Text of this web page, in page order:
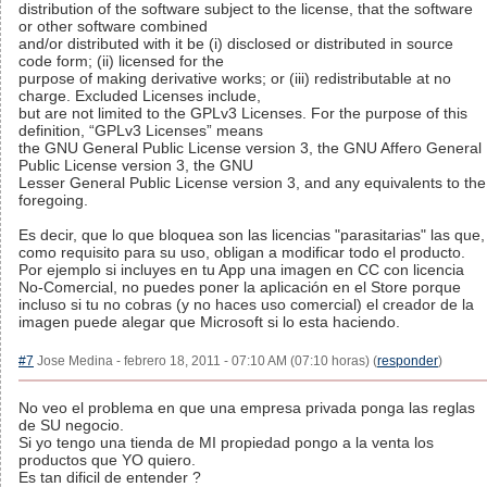
distribution of the software subject to the license, that the software
or other software combined
and/or distributed with it be (i) disclosed or distributed in source
code form; (ii) licensed for the
purpose of making derivative works; or (iii) redistributable at no
charge. Excluded Licenses include,
but are not limited to the GPLv3 Licenses. For the purpose of this
definition, “GPLv3 Licenses” means
the GNU General Public License version 3, the GNU Affero General
Public License version 3, the GNU
Lesser General Public License version 3, and any equivalents to the
foregoing.
Es decir, que lo que bloquea son las licencias "parasitarias" las que,
como requisito para su uso, obligan a modificar todo el producto.
Por ejemplo si incluyes en tu App una imagen en CC con licencia
No-Comercial, no puedes poner la aplicación en el Store porque
incluso si tu no cobras (y no haces uso comercial) el creador de la
imagen puede alegar que Microsoft si lo esta haciendo.
#7 Jose Medina - febrero 18, 2011 - 07:10 AM (07:10 horas) (responder)
No veo el problema en que una empresa privada ponga las reglas
de SU negocio.
Si yo tengo una tienda de MI propiedad pongo a la venta los
productos que YO quiero.
Es tan dificil de entender ?